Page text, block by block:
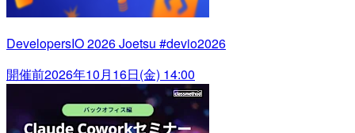
DevelopersIO 2026 Joetsu #devio2026
開催前2026年10月16日(金) 14:00